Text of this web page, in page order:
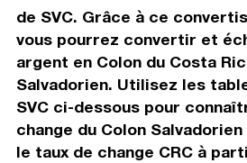
de SVC. Grâce à ce
vous pourrez convertir et
argent en Colon du Costa
Salvadorien. Utilisez les
SVC ci-dessous pour
change du Colon
le taux de change CRC à